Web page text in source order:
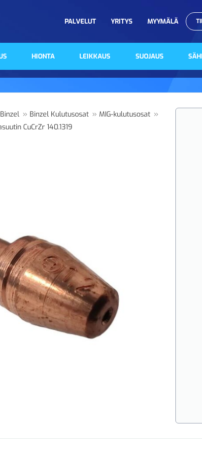
PALVELUT YRITYS MYYMÄLÄ
HIONTA LEIKKAUS SUOJAUS
Binzel » Binzel Kulutusosat »MIG-kulutusosat »
CuCrZr 140.1319